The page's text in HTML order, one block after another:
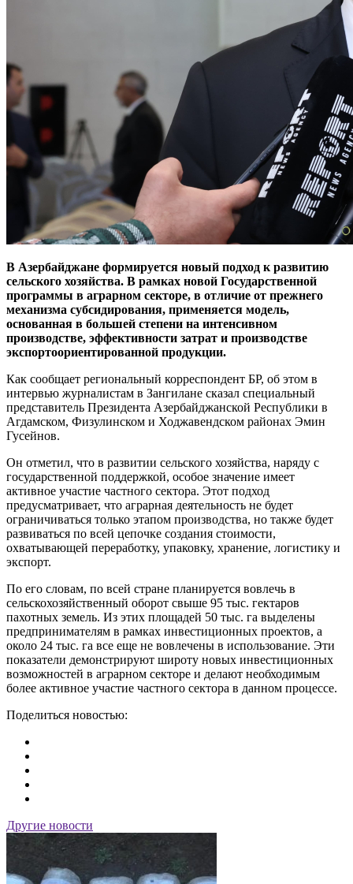
В Азербайджане формируется новый подход к развитию
сельского хозяйства. В рамках новой Государственной
программы в аграрном секторе, в отличие от прежнего
механизма субсидирования, применяется модель,
основанная в большей степени на интенсивном
производстве, эффективности затрат и производстве
экспортоориентированной продукции.
Как сообщает региональный корреспондент БР, об этом в
интервью журналистам в Зангилане сказал специальный
представитель Президента Азербайджанской Республики в
Агдамском, Физулинском и Ходжавендском районах Эмин
Гусейнов.
Он отметил, что в развитии сельского хозяйства, наряду с
государственной поддержкой, особое значение имеет
активное участие частного сектора. Этот подход
предусматривает, что аграрная деятельность не будет
ограничиваться только этапом производства, но также будет
развиваться по всей цепочке создания стоимости,
охватывающей переработку, упаковку, хранение, логистику и
экспорт.
По его словам, по всей стране планируется вовлечь в
сельскохозяйственный оборот свыше 95 тыс. гектаров
пахотных земель. Из этих площадей 50 тыс. га выделены
предпринимателям в рамках инвестиционных проектов, а
около 24 тыс. га все еще не вовлечены в использование. Эти
показатели демонстрируют широту новых инвестиционных
возможностей в аграрном секторе и делают необходимым
более активное участие частного сектора в данном процессе.
Поделиться новостью:
Другие новости